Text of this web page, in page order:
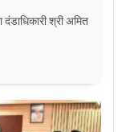
श्री अमित